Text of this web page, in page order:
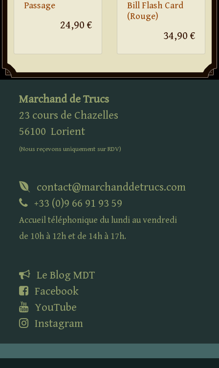
Passage
24,90 €
Bill Flash Card
(Rouge)
34,90 €
Marchand de Trucs
23 cours de Chazelles
56100 Lorient
(Nous reçevons uniquement surRDV)
contact@marchanddetrucs.com
+33 (0)9 66 91 93 59
Accueil téléphonique du lundi au vendredi
de 10h à 12h et de 14h à 17h.
Le Blog MDT
Facebook
YouTube
Instagram